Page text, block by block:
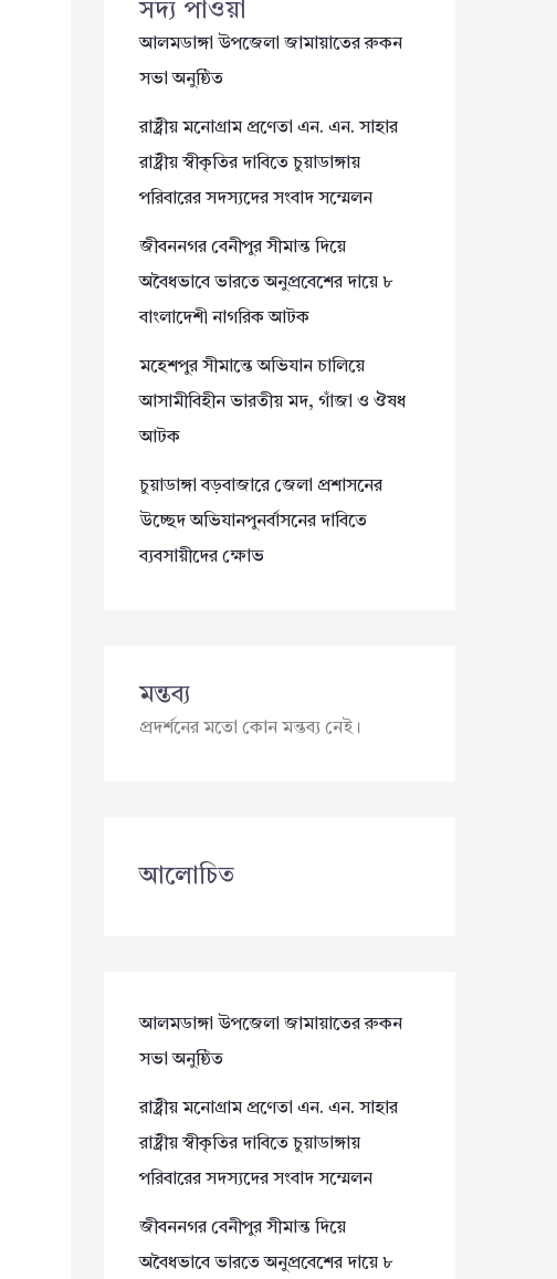
সদ্য পাওয়া
আলমডাঙ্গা উপজেলা জামায়াতের রুকন
সভা অনুষ্ঠিত
রাষ্ট্রীয় মনোগ্রাম প্রণেতা এন. এন. সাহার
রাষ্ট্রীয় স্বীকৃতির দাবিতে চুয়াডাঙ্গায়
পরিবারের সদস্যদের সংবাদ সম্মেলন
জীবননগর বেনীপুর সীমান্ত দিয়ে
অবৈধভাবে ভারতে অনুপ্রবেশের দায়ে ৮
বাংলাদেশী নাগরিক আটক
মহেশপুর সীমান্তে অভিযান চালিয়ে
আসামীবিহীন ভারতীয় মদ, গাঁজা ও ঔষধ
আটক
চুয়াডাঙ্গা বড়বাজারে জেলা প্রশাসনের
উচ্ছেদ অভিযানপুনর্বাসনের দাবিতে
ব্যবসায়ীদের ক্ষোভ
মন্তব্য
প্রদর্শনের মতো কোন মন্তব্য নেই।
আলোচিত
আলমডাঙ্গা উপজেলা জামায়াতের রুকন
সভা অনুষ্ঠিত
রাষ্ট্রীয় মনোগ্রাম প্রণেতা এন. এন. সাহার
রাষ্ট্রীয় স্বীকৃতির দাবিতে চুয়াডাঙ্গায়
পরিবারের সদস্যদের সংবাদ সম্মেলন
জীবননগর বেনীপুর সীমান্ত দিয়ে
অবৈধভাবে ভারতে অনুপ্রবেশের দায়ে ৮